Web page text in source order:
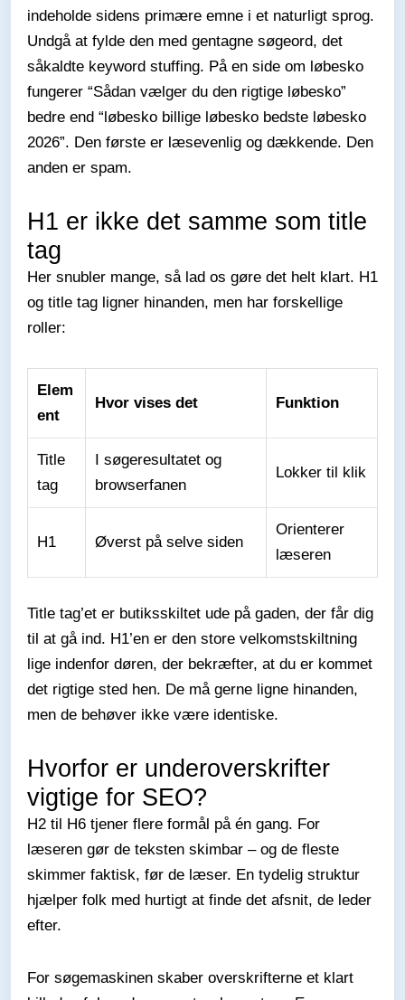
indeholde sidens primære emne i et naturligt sprog.
Undgå at fylde den med gentagne søgeord, det
såkaldte keyword stuffing. På en side om løbesko
fungerer “Sådan vælger du den rigtige løbesko”
bedre end “løbesko billige løbesko bedste løbesko
2026”. Den første er læsevenlig og dækkende. Den
anden er spam.
H1 er ikke det samme som title
tag
Her snubler mange, så lad os gøre det helt klart. H1
og title tag ligner hinanden, men har forskellige
roller:
Elem
ent
Hvor vises det Funktion
Title
tag
I søgeresultatet og
browserfanen
Lokker til klik
H1 Øverst på selve siden
Orienterer
læseren
Title tag’et er butiksskiltet ude på gaden, der får dig
til at gå ind. H1’en er den store velkomstskiltning
lige indenfor døren, der bekræfter, at du er kommet
det rigtige sted hen. De må gerne ligne hinanden,
men de behøver ikke være identiske.
Hvorfor er underoverskrifter
vigtige for SEO?
H2 til H6 tjener flere formål på én gang. For
læseren gør de teksten skimbar – og de fleste
skimmer faktisk, før de læser. En tydelig struktur
hjælper folk med hurtigt at finde det afsnit, de leder
efter.
For søgemaskinen skaber overskrifterne et klart